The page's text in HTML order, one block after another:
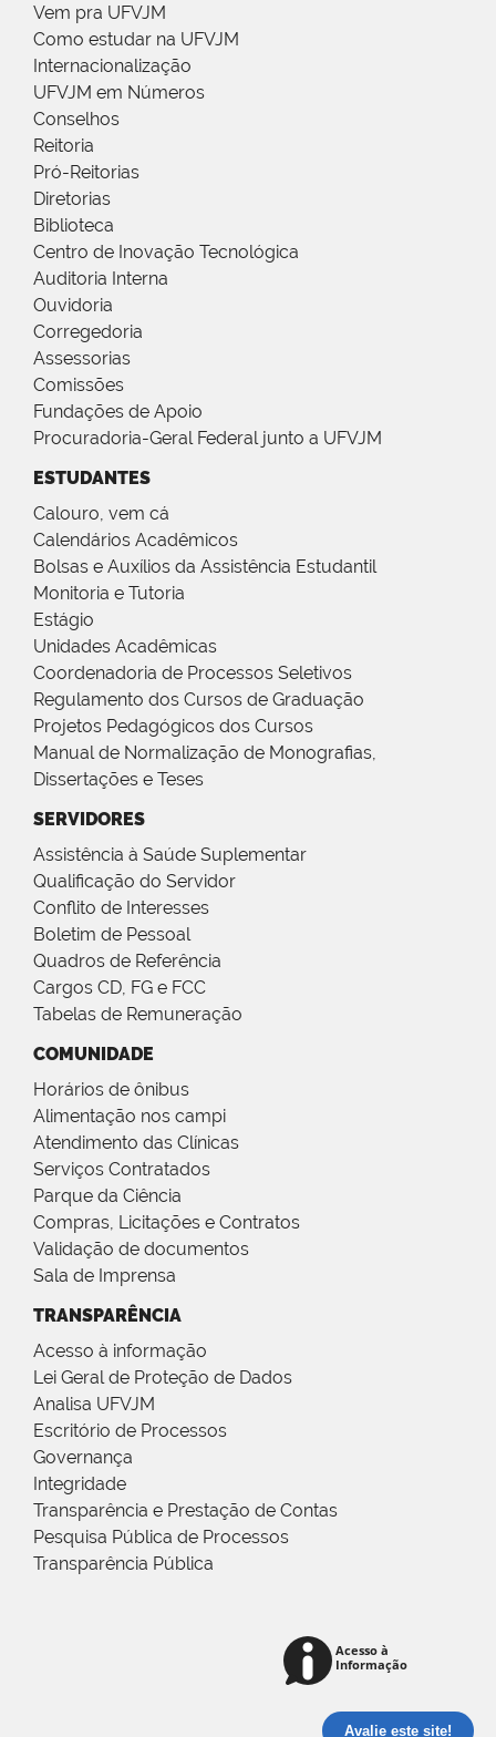
Vem pra UFVJM
Como estudar na UFVJM
Internacionalização
UFVJM em Números
Conselhos
Reitoria
Pró-Reitorias
Diretorias
Biblioteca
Centro de Inovação Tecnológica
Auditoria Interna
Ouvidoria
Corregedoria
Assessorias
Comissões
Fundações de Apoio
Procuradoria-Geral Federal junto a UFVJM
ESTUDANTES
Calouro, vem cá
Calendários Acadêmicos
Bolsas e Auxílios da Assistência Estudantil
Monitoria e Tutoria
Estágio
Unidades Acadêmicas
Coordenadoria de Processos Seletivos
Regulamento dos Cursos de Graduação
Projetos Pedagógicos dos Cursos
Manual de Normalização de Monografias,
Dissertações e Teses
SERVIDORES
Assistência à Saúde Suplementar
Qualificação do Servidor
Conflito de Interesses
Boletim de Pessoal
Quadros de Referência
Cargos CD, FG e FCC
Tabelas de Remuneração
COMUNIDADE
Horários de ônibus
Alimentação nos campi
Atendimento das Clínicas
Serviços Contratados
Parque da Ciência
Compras, Licitações e Contratos
Validação de documentos
Sala de Imprensa
TRANSPARÊNCIA
Acesso à informação
Lei Geral de Proteção de Dados
Analisa UFVJM
Escritório de Processos
Governança
Integridade
Transparência e Prestação de Contas
Pesquisa Pública de Processos
Transparência Pública
Avalie este site!